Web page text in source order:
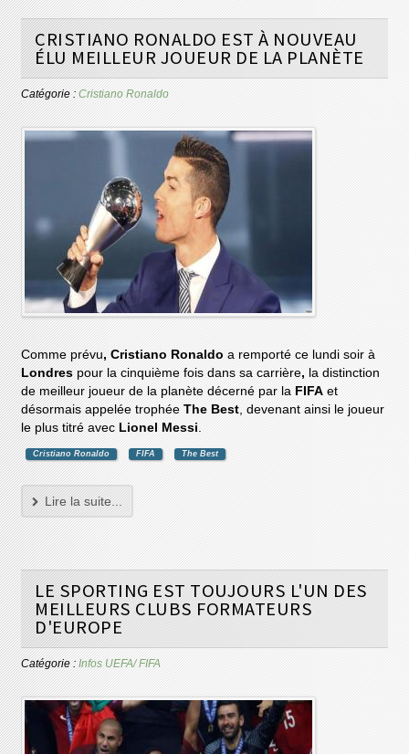
CRISTIANO RONALDO EST À NOUVEAU
ÉLU MEILLEUR JOUEUR DE LA PLANÈTE
Catégorie :Cristiano Ronaldo
Comme prévu, Cristiano Ronaldo a remporté ce lundi soir à
Londrespour la cinquième fois dans sa carrière, la distinction
de meilleur joueur de la planète décerné par la FIFA et
désormais appelée trophéeThe Best, devenant ainsi le joueur
le plus titré avec Lionel Messi.
Cristiano Ronaldo FIFA The Best
Lire la suite...
LE SPORTING EST TOUJOURS L'UN DES
MEILLEURS CLUBS FORMATEURS
D'EUROPE
Catégorie :Infos UEFA/ FIFA